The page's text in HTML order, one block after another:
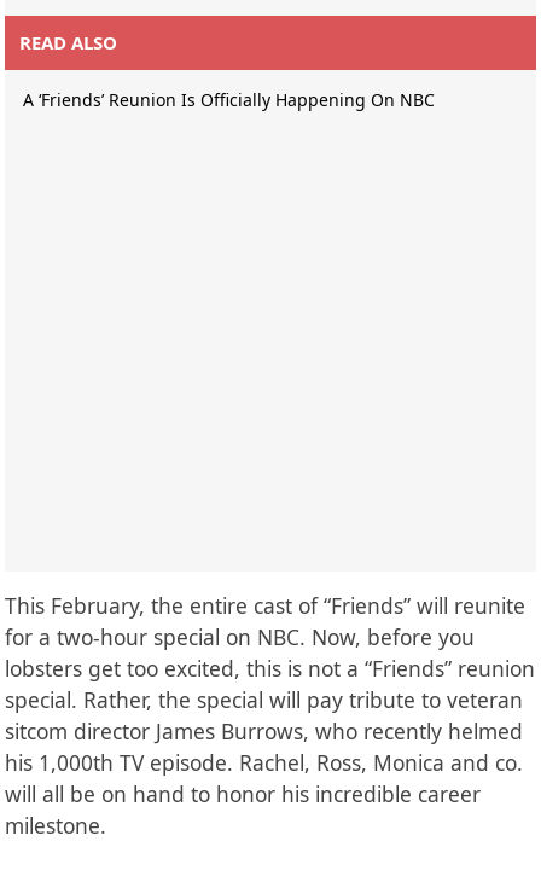
READ ALSO
A ‘Friends’ Reunion Is Officially Happening On NBC
This February, the entire cast of “Friends” will reunite
for a two-hour special on NBC. Now, before you
lobsters get too excited, this is not a “Friends” reunion
special. Rather, the special will pay tribute to veteran
sitcom director James Burrows, who recently helmed
his 1,000th TV episode. Rachel, Ross, Monica and co.
will all be on hand to honor his incredible career
milestone.